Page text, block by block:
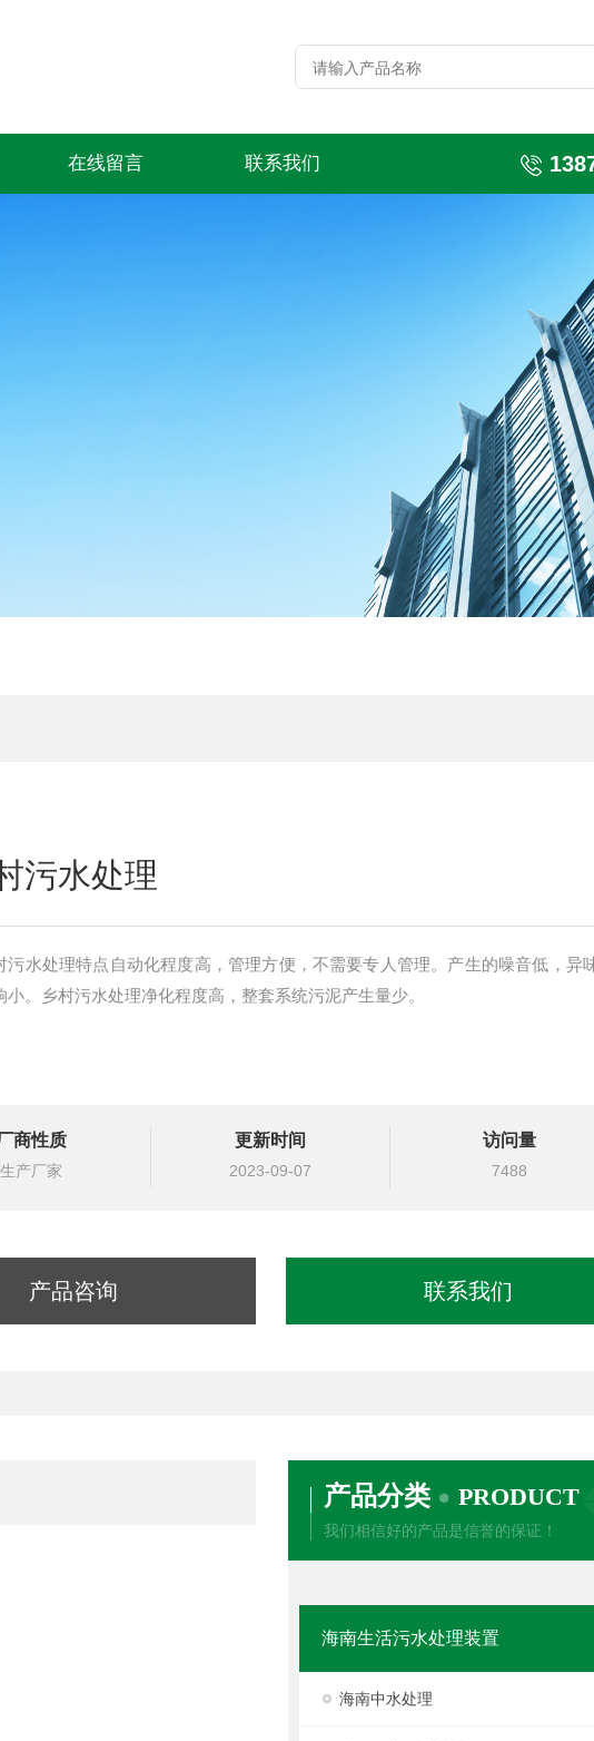
在线留言 联系我们
污水处理
污水处理特点自动化程度高，管理方便，不需要专人管理。产生的噪音低，异
小。乡村污水处理净化程度高，整套系统污泥产生量少。
商性质
生产厂家
更新时间
2023-09-07
访问量
7488
产品咨询 联系我们
产品分类 PRODUCT
我们相信好的产品是信誉的保证！
海南生活污水处理装置
海南中水处理